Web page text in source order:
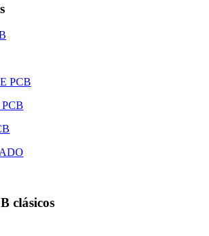
PCB
clásicos